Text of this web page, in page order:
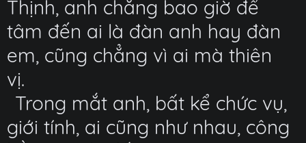
Thịnh, anh chẳng bao giờ để
tâm đến ai là đàn anh hay đàn
em, cũng chẳng vì ai mà thiên
vị.
Trong mắt anh, bất kể chức vụ,
giới tính, ai cũng như nhau, công